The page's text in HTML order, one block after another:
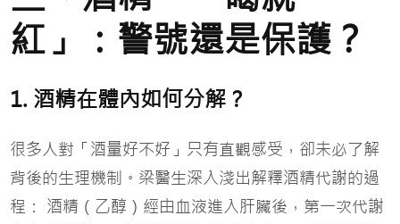
紅」：警號還是保護？
1. 酒精在體內如何分解？
很多人對「酒量好不好」只有直觀感受，卻未必了解
背後的生理機制。梁醫生深入淺出解釋酒精代謝的過
程： 酒精（乙醇）經由血液進入肝臟後，第一次代謝